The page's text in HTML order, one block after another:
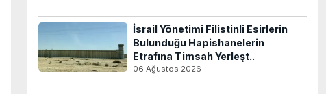
İsrail Yönetimi Filistinli Esirlerin
Bulunduğu Hapishanelerin
Etrafına Timsah Yerleşt..
06 Ağustos 2026